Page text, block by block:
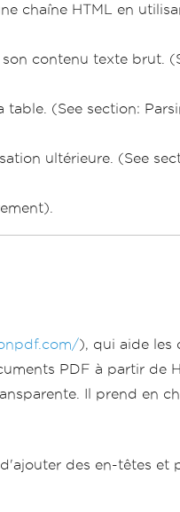
chaîne HTML en
contenu texte brut.
(See section:
ultérieure. (See
), qui aide les
PDF à partir de
Il prend en
des en-têtes